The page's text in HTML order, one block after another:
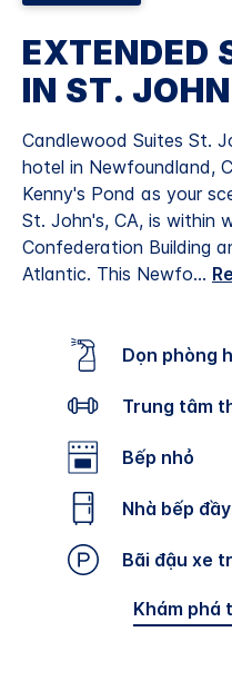
EXTENDED
IN ST.
Candlewood Suites St.
hotel in Newfoundland,
Kenny's Pond as your
St. John's, CA, is within
Confederation Building
Atlantic. This Newfo...
Dọn phòng
Trung tâm
Bếp nhỏ
Nhà bếp
Bãi đậu xe
Khám phá